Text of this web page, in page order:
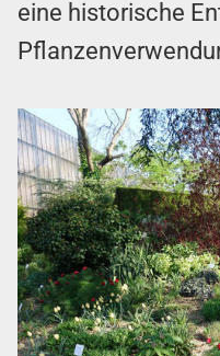
eine historische